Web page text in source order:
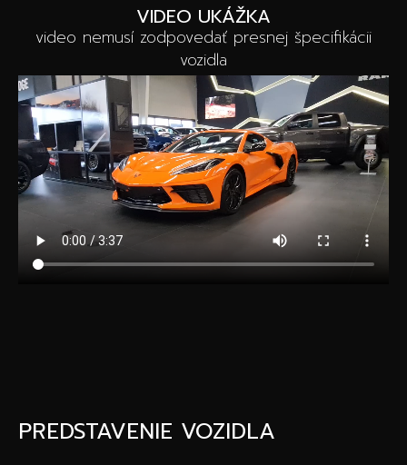
VIDEO UKÁŽKA
video nemusí zodpovedať presnej špecifikácii
vozidla
PREDSTAVENIE VOZIDLA